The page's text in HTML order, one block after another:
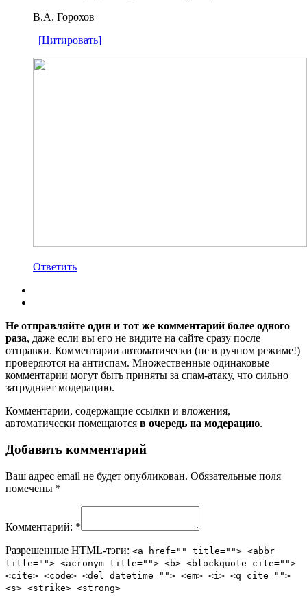
В.А. Горохов
[Цитировать]
Ответить
Не отправляйте один и тот же комментарий более одного
раза, даже если вы его не видите на сайте сразу после
отправки. Комментарии автоматически (не в ручном режиме!)
проверяются на антиспам. Множественные одинаковые
комментарии могут быть приняты за спам-атаку, что сильно
затрудняет модерацию.
Комментарии, содержащие ссылки и вложения,
автоматически помещаются в очередь на модерацию.
Добавить комментарий
Ваш адрес email не будет опубликован. Обязательные поля
помечены *
Комментарий: *
Разрешенные HTML-тэги: <a href="" title=""> <abbr
title=""> <acronym title=""> <b> <blockquote cite="">
<cite> <code> <del datetime=""> <em> <i> <q cite="">
<s> <strike> <strong>